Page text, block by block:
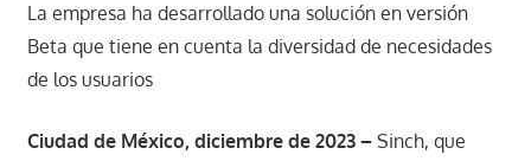
La empresa ha desarrollado una solución en versión
Beta que tiene en cuenta la diversidad de necesidades
de los usuarios
Ciudad de México, diciembre de 2023 –Sinch, que